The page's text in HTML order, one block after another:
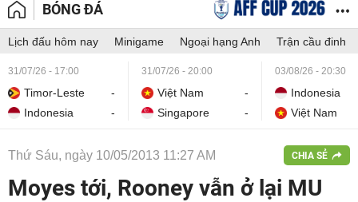
BÓNG ĐÁ
Lịch đấu hôm nay Minigame Ngoại hạng Anh Trận cầu đinh
31/07/26 - 17:00
Timor-Leste
-
Indonesia
-
31/07/26 - 20:00
Việt Nam
-
Singapore
-
03/08/26 - 20:30
Indonesia
Việt Nam
Thứ Sáu, ngày 10/05/2013 11:27 AM CHIA SẺ
Moyes tới, Rooney vẫn ở lại MU